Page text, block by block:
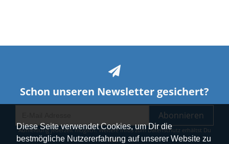
Diese Seite verwendet Cookies, um Dir die
bestmögliche Nutzererfahrung auf unserer Website zu
Schon unseren Newsletter gesichert?
Abonnieren
Abmeldung jederzeit möglich. Weitere Infos zum Datenschutz erhältst Du
hier.